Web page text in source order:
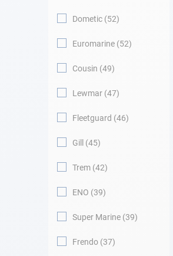
Dometic 52
Euromarine 52
Cousin 49
Lewmar 47
Fleetguard 46
Gill 45
Trem 42
ENO 39
Super Marine 39
Frendo 37